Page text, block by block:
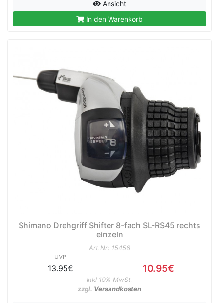
Ansicht
In den Warenkorb
Shimano Drehgriff Shifter 8-fach SL-RS45 rechts
einzeln
Art.Nr: 15456
UVP
13.95€ 10.95€
Inkl 19% MwSt.
zzgl. Versandkosten